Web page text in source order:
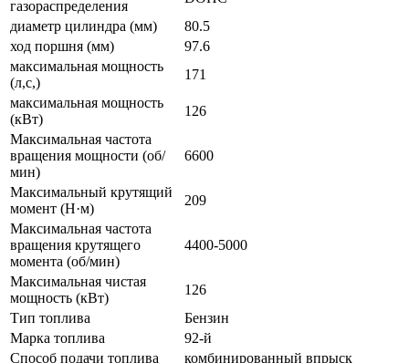
газораспределения
диаметр цилиндра (мм)
80.5
ход поршня (мм)
97.6
максимальная мощность
(л,с,)
171
максимальная мощность
(кВт)
126
Максимальная частота
вращения мощности (об/
мин)
6600
Максимальный крутящий
момент (Н·м)
209
Максимальная частота
вращения крутящего
момента (об/мин)
4400-5000
Максимальная чистая
мощность (кВт)
126
Тип топлива
Бензин
Марка топлива
92-й
Способ подачи топлива
комбинированный впрыск